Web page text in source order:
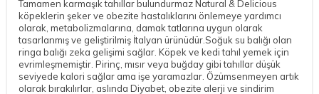
Tamamen karmaşık tahıllar bulundurmaz Natural & Delicious
köpeklerin şeker ve obezite hastalıklarını önlemeye yardımcı
olarak, metabolizmalarına, damak tatlarına uygun olarak
tasarlanmış ve geliştirilmiş İtalyan ürünüdür.Soğuk su balığı olan
ringa balığı zeka gelişimi sağlar. Köpek ve kedi tahıl yemek için
evrimleşmemiştir. Pirinç, mısır veya buğday gibi tahıllar düşük
seviyede kalori sağlar ama işe yaramazlar. Özümsenmeyen artık
olarak bırakılırlar, aslında Diyabet, obezite alerji ve sindirim